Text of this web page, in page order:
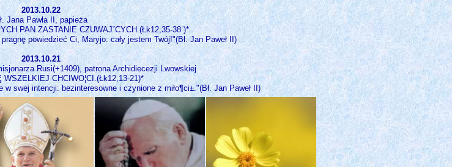
2013.10.22
Jana Pawła II, papieża
PAN ZASTANIE CZUWAJˇCYCH.(Łk12,35-38 )*
powiedzieć Ci, Maryjo: cały jestem Twój!"(Bł. Jan Paweł II)
2013.10.21
Rusi(+1409), patrona Archidiecezji Lwowskiej
CHCIWO¦CI.(Łk12,13-21)*
swej intencji: bezinteresowne i czynione z miło¶ci±."(Bł. Jan Paweł II)